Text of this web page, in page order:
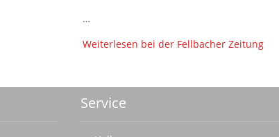
…
Weiterlesen bei der Fellbacher Zeitung
Service